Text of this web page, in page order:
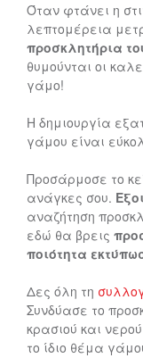
Όταν φτάνει η
λεπτομέρεια
προσκλητήρια
θυμούνται οι
γάμο!
Η δημιουργία
γάμου είναι
Προσάρμοσε το
ανάγκες σου.
αναζήτηση
εδώ θα βρεις
ποιότητα
Δες όλη τη
Συνδύασε το
κρασιού και
το ίδιο θέμα